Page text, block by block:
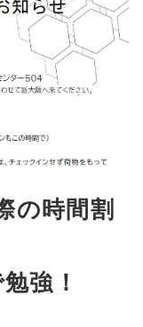
の時間割
強！